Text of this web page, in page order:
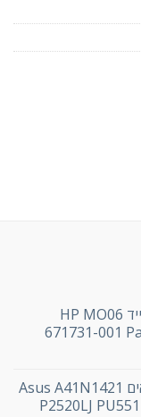
סוללה מקורית 6 תאים למחשב נייד HP MO06
671731-001
סוללה חליפית למחשב נייד 6 תאים Asus A41N1421
P2520LJ